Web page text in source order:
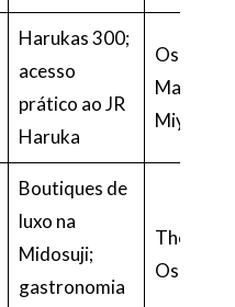
Harukas 300;
acesso
prático ao JR
Haruka
Osaka
Marriott
Miyako
Boutiques de
luxo na
Midosuji;
gastronomia
The St.
Osaka